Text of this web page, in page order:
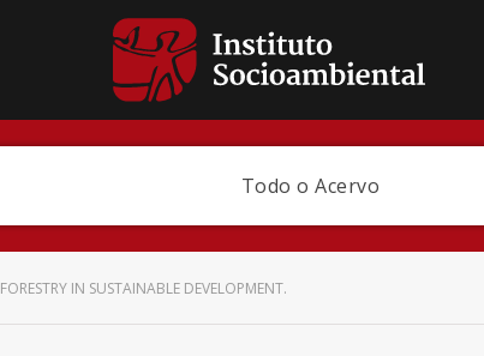
Todo o Acervo
IN SUSTAINABLE DEVELOPMENT.